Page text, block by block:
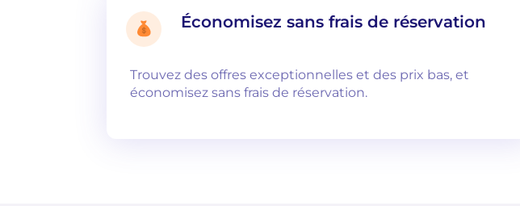
Économisez sans frais de réservation
Trouvez des offres exceptionnelles et des prix bas, et
économisez sans frais de réservation.